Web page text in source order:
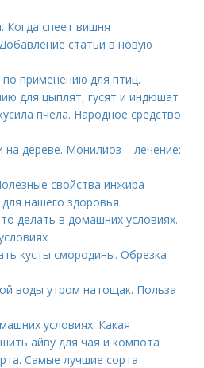
Когда спеет вишня
статьи в новую
по применению для птиц.
для цыплят, гусят и индюшат
пчела. Народное средство
дереве. Монилиоз – лечение:
свойства инжира —
нашего здоровья
делать в домашних условиях.
кусты смородины. Обрезка
воды утром натощак. Польза
условиях. Какая
айву для чая и компота
Самые лучшие сорта